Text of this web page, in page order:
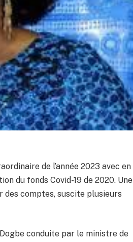
de l’année 2023 avec en
du fonds Covid-19 de 2020. Une
comptes, suscite plusieurs
conduite par le ministre de